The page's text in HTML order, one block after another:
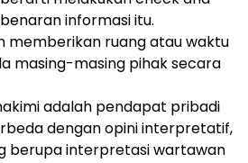
informasi itu.
memberikan ruang atau waktu
masing-masing pihak secara
adalah pendapat pribadi
dengan opini interpretatif,
berupa interpretasi wartawan